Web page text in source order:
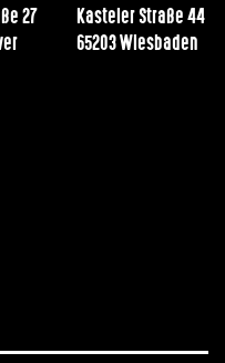
27
Kasteler Straße 44
65203 Wiesbaden